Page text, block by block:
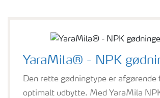
YaraMila® - NPK
Den rette gødningtype er afgørende
optimalt udbytte. Med YaraMila